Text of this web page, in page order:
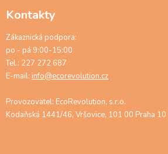
Kontakty
Zákaznická podpora:
po - pá 9:00-15:00
Tel.: 227 272 687
E-mail: info@ecorevolution.cz
Provozovatel: EcoRevolution, s.r.o.
Kodaňská 1441/46, Vršovice, 101 00 Praha 10